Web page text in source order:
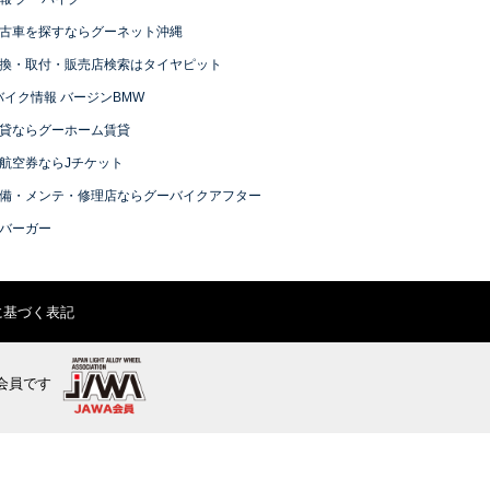
車を探すならグーネット沖縄
・取付・販売店検索はタイヤピット
イク情報 バージンBMW
ならグーホーム賃貸
空券ならJチケット
・メンテ・修理店ならグーバイクアフター
ーガー
づく表記
員です